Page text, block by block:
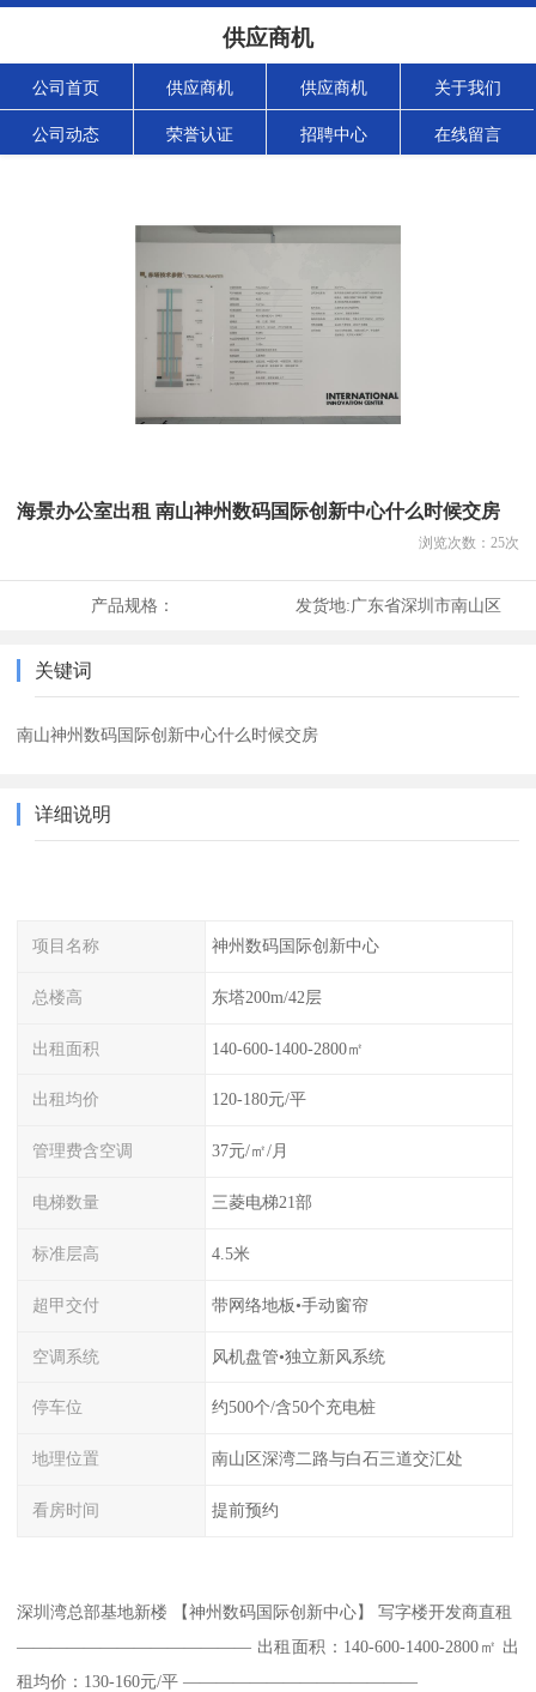
供应商机
公司首页 供应商机 供应商机 关于我们
公司动态 荣誉认证 招聘中心 在线留言
海景办公室出租 南山神州数码国际创新中心什么时候交房
浏览次数： 25次
产品规格： 发货地:广东省深圳市南山区
关键词
南山神州数码国际创新中心什么时候交房
详细说明
项目名称 神州数码国际创新中心
总楼高 东塔200m/42层
出租面积 140-600-1400-2800㎡
出租均价 120-180元/平
管理费含空调 37元/㎡/月
电梯数量 三菱电梯21部
标准层高 4.5米
超甲交付 带网络地板•手动窗帘
空调系统 风机盘管•独立新风系统
停车位 约500个/含50个充电桩
地理位置 南山区深湾二路与白石三道交汇处
看房时间 提前预约
深圳湾总部基地新楼 【神州数码国际创新中心】 写字楼开发商直租
—————————————— 出租面积：140-600-1400-2800㎡ 出
租均价：130-160元/平 ——————————————